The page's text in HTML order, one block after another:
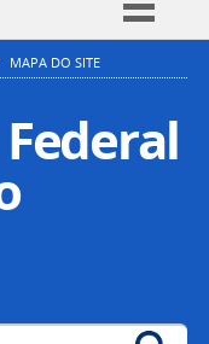
Simplifique!
Participe
à informação
Legislação
MAPA DO SITE